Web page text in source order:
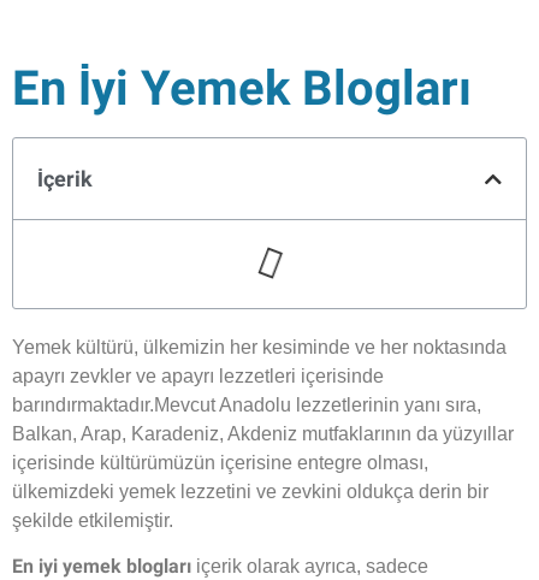
En İyi Yemek Blogları
İçerik
Yemek kültürü, ülkemizin her kesiminde ve her noktasında
apayrı zevkler ve apayrı lezzetleri içerisinde
barındırmaktadır.Mevcut Anadolu lezzetlerinin yanı sıra,
Balkan, Arap, Karadeniz, Akdeniz mutfaklarının da yüzyıllar
içerisinde kültürümüzün içerisine entegre olması,
ülkemizdeki yemek lezzetini ve zevkini oldukça derin bir
şekilde etkilemiştir.
En iyi yemek blogları içerik olarak ayrıca, sadece